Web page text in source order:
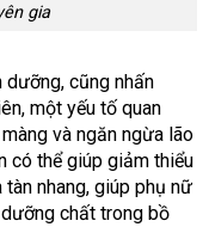
gia
dưỡng, cũng nhấn
một yếu tố quan
và ngăn ngừa lão
có thể giúp giảm thiểu
nhang, giúp phụ nữ
chất trong bồ